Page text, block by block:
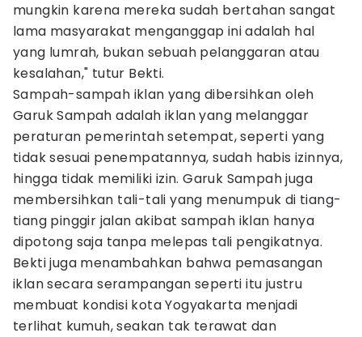
mungkin karena mereka sudah bertahan sangat
lama masyarakat menganggap ini adalah hal
yang lumrah, bukan sebuah pelanggaran atau
kesalahan," tutur Bekti.
Sampah-sampah iklan yang dibersihkan oleh
Garuk Sampah adalah iklan yang melanggar
peraturan pemerintah setempat, seperti yang
tidak sesuai penempatannya, sudah habis izinnya,
hingga tidak memiliki izin. Garuk Sampah juga
membersihkan tali-tali yang menumpuk di tiang-
tiang pinggir jalan akibat sampah iklan hanya
dipotong saja tanpa melepas tali pengikatnya.
Bekti juga menambahkan bahwa pemasangan
iklan secara serampangan seperti itu justru
membuat kondisi kota Yogyakarta menjadi
terlihat kumuh, seakan tak terawat dan